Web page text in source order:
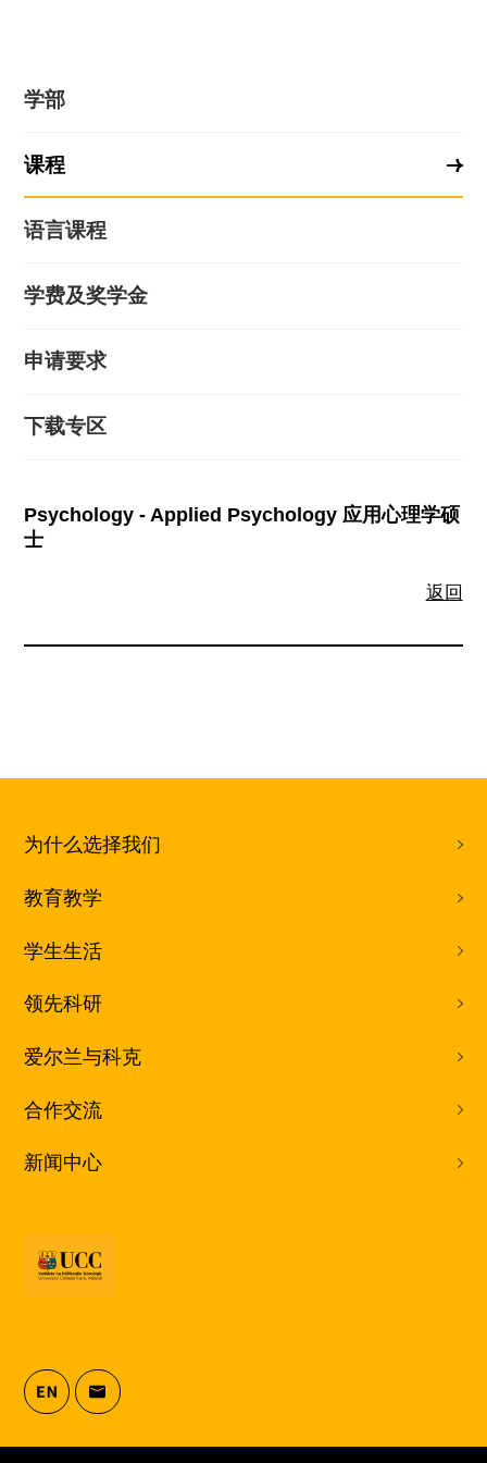
学部
课程
语言课程
学费及奖学金
申请要求
下载专区
Psychology - Applied Psychology 应用心理学硕
士
返回
为什么选择我们
教育教学
学生生活
领先科研
爱尔兰与科克
合作交流
新闻中心